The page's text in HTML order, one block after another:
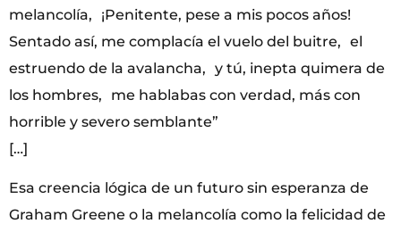
melancolía, ¡Penitente, pese a mis pocos años!
Sentado así, me complacía el vuelo del buitre, el
estruendo de la avalancha, y tú, inepta quimera de
los hombres, me hablabas con verdad, más con
horrible y severo semblante”
[…]
Esa creencia lógica de un futuro sin esperanza de
Graham Greene o la melancolía como la felicidad de